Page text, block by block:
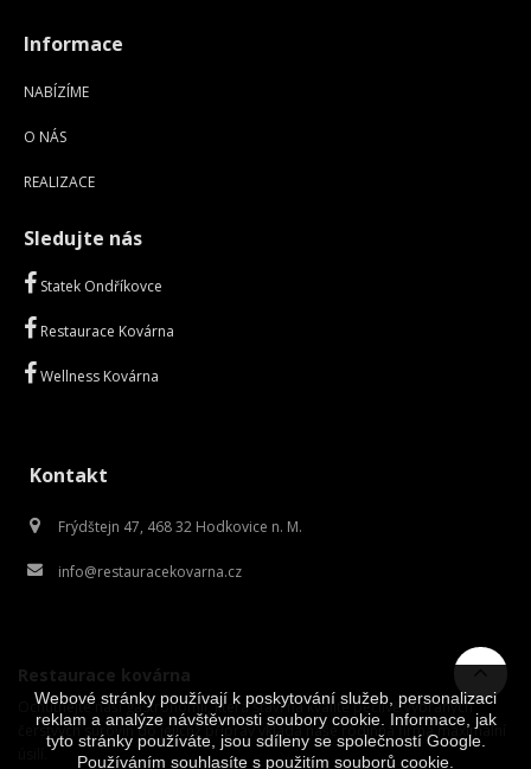
Informace
NABÍZÍME
O NÁS
REALIZACE
Sledujte nás
Statek Ondříkovce
Restaurace Kovárna
Wellness Kovárna
Kontakt
Frýdštejn 47, 468 32 Hodkovice n. M.
info@restauracekovarna.cz
Webové stránky používají k poskytování služeb, personalizaci
reklam a analýze návštěvnosti soubory cookie. Informace, jak
tyto stránky používáte, jsou sdíleny se společností Google.
Používáním souhlasíte s použitím souborů cookie.
Restaurace kovárna
Ochutnejte naši gastronomii, která staví na kvalitě pečlivě vybraných
čerstvých surovin do jejichž příprav vkládá naše rodinná firma maximální